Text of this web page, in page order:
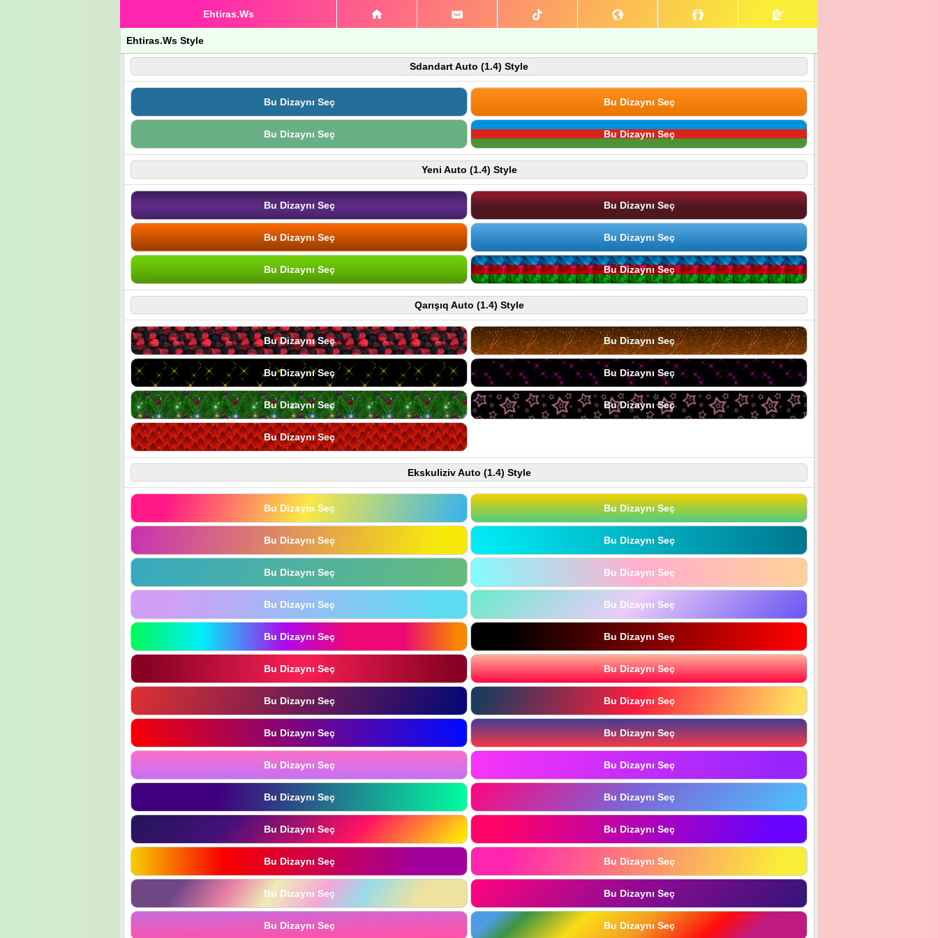
Ehtiras.Ws
Ehtiras.Ws Style
Sdandart Auto (1.4) Style
Bu Dizaynı Seç Bu Dizaynı Seç
Bu Dizaynı Seç Bu Dizaynı Seç
Yeni Auto (1.4) Style
Bu Dizaynı Seç Bu Dizaynı Seç
Bu Dizaynı Seç Bu Dizaynı Seç
Bu Dizaynı Seç Bu Dizaynı Seç
Qarışıq Auto (1.4) Style
Bu Dizaynı Seç Bu Dizaynı Seç
Bu Dizaynı Seç Bu Dizaynı Seç
Bu Dizaynı Seç Bu Dizaynı Seç
Bu Dizaynı Seç
Ekskuliziv Auto (1.4) Style
Bu Dizaynı Seç Bu Dizaynı Seç
Bu Dizaynı Seç Bu Dizaynı Seç
Bu Dizaynı Seç Bu Dizaynı Seç
Bu Dizaynı Seç Bu Dizaynı Seç
Bu Dizaynı Seç Bu Dizaynı Seç
Bu Dizaynı Seç Bu Dizaynı Seç
Bu Dizaynı Seç Bu Dizaynı Seç
Bu Dizaynı Seç Bu Dizaynı Seç
Bu Dizaynı Seç Bu Dizaynı Seç
Bu Dizaynı Seç Bu Dizaynı Seç
Bu Dizaynı Seç Bu Dizaynı Seç
Bu Dizaynı Seç Bu Dizaynı Seç
Bu Dizaynı Seç Bu Dizaynı Seç
Bu Dizaynı Seç Bu Dizaynı Seç